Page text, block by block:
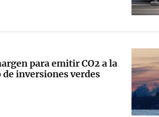
para emitir CO2 a la
inversiones verdes